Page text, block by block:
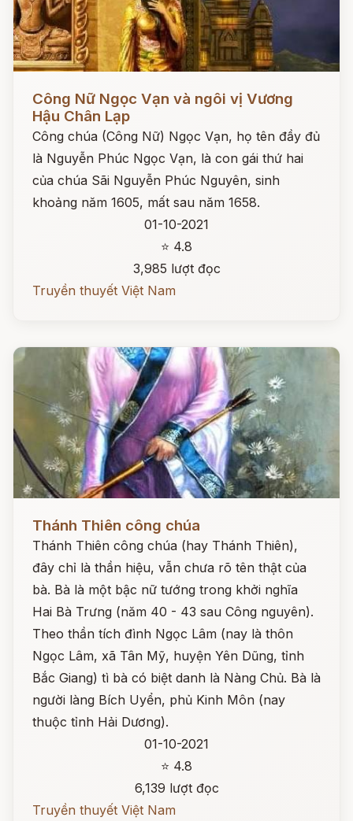
Công Nữ Ngọc Vạn và ngôi vị Vương
Hậu Chân Lạp
Công chúa (Công Nữ) Ngọc Vạn, họ tên đầy đủ
là Nguyễn Phúc Ngọc Vạn, là con gái thứ hai
của chúa Sãi Nguyễn Phúc Nguyên, sinh
khoảng năm 1605, mất sau năm 1658.
01-10-2021
⭐ 4.8
3,985 lượt đọc
Truyền thuyết Việt Nam
Thánh Thiên công chúa
Thánh Thiên công chúa (hay Thánh Thiên),
đây chỉ là thần hiệu, vẫn chưa rõ tên thật của
bà. Bà là một bậc nữ tướng trong khởi nghĩa
Hai Bà Trưng (năm 40 - 43 sau Công nguyên).
Theo thần tích đình Ngọc Lâm (nay là thôn
Ngọc Lâm, xã Tân Mỹ, huyện Yên Dũng, tỉnh
Bắc Giang) tì bà có biệt danh là Nàng Chủ. Bà là
người làng Bích Uyển, phủ Kinh Môn (nay
thuộc tỉnh Hải Dương).
01-10-2021
⭐ 4.8
6,139 lượt đọc
Truyền thuyết Việt Nam